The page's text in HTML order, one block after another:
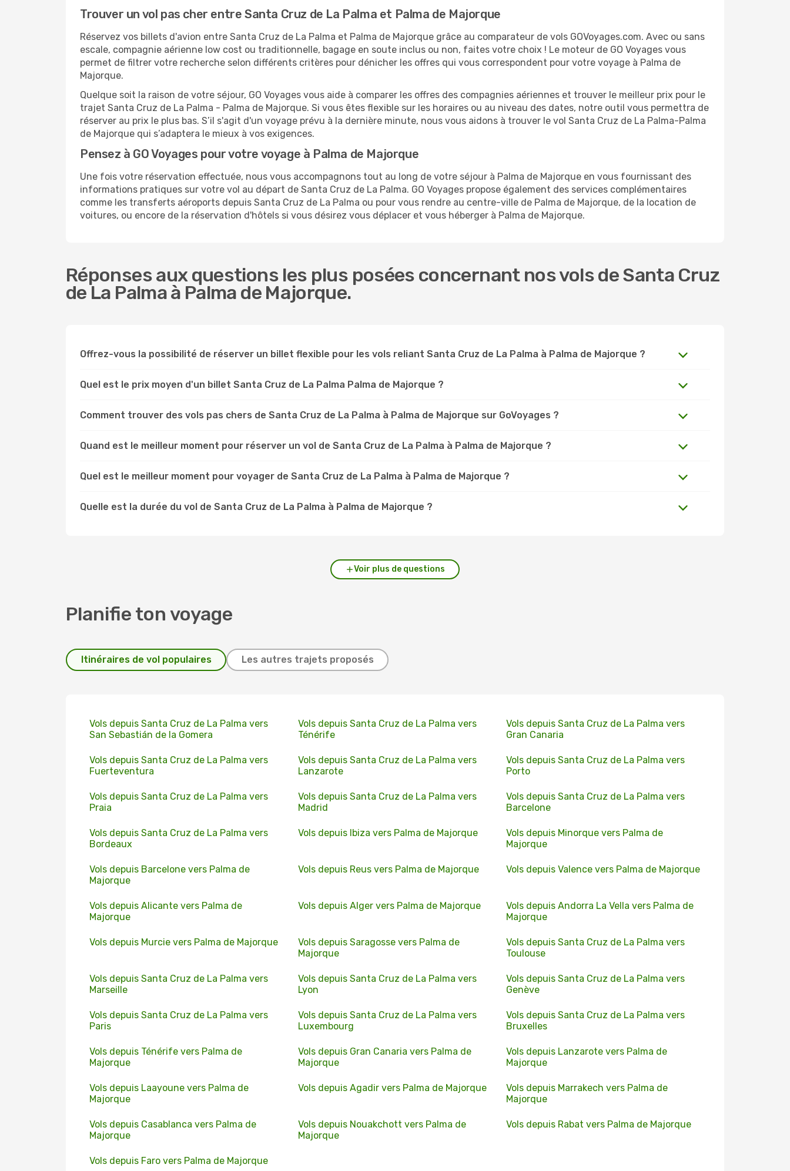
Trouver un vol pas cher entre Santa Cruz de La Palma et Palma de Majorque
Réservez vos billets d'avion entre Santa Cruz de La Palma et Palma de Majorque grâce au comparateur de vols GOVoyages.com. Avec ou sans
escale, compagnie aérienne low cost ou traditionnelle, bagage en soute inclus ou non, faites votre choix ! Le moteur de GO Voyages vous
permet de filtrer votre recherche selon différents critères pour dénicher les offres qui vous correspondent pour votre voyage à Palma de
Majorque.
Quelque soit la raison de votre séjour, GO Voyages vous aide à comparer les offres des compagnies aériennes et trouver le meilleur prix pour le
trajet Santa Cruz de La Palma - Palma de Majorque. Si vous êtes flexible sur les horaires ou au niveau des dates, notre outil vous permettra de
réserver au prix le plus bas. S’il s'agit d'un voyage prévu à la dernière minute, nous vous aidons à trouver le vol Santa Cruz de La Palma-Palma
de Majorque qui s’adaptera le mieux à vos exigences.
Pensez à GO Voyages pour votre voyage à Palma de Majorque
Une fois votre réservation effectuée, nous vous accompagnons tout au long de votre séjour à Palma de Majorque en vous fournissant des
informations pratiques sur votre vol au départ de Santa Cruz de La Palma. GO Voyages propose également des services complémentaires
comme les transferts aéroports depuis Santa Cruz de La Palma ou pour vous rendre au centre-ville de Palma de Majorque, de la location de
voitures, ou encore de la réservation d'hôtels si vous désirez vous déplacer et vous héberger à Palma de Majorque.
Réponses aux questions les plus posées concernant nos vols de Santa Cruz
de La Palma à Palma de Majorque.
Offrez-vous la possibilité de réserver un billet flexible pour les vols reliant Santa Cruz de La Palma à Palma de Majorque ?
Quel est le prix moyen d'un billet Santa Cruz de La Palma Palma de Majorque ?
Comment trouver des vols pas chers de Santa Cruz de La Palma à Palma de Majorque sur GoVoyages ?
Quand est le meilleur moment pour réserver un vol de Santa Cruz de La Palma à Palma de Majorque ?
Quel est le meilleur moment pour voyager de Santa Cruz de La Palma à Palma de Majorque ?
Quelle est la durée du vol de Santa Cruz de La Palma à Palma de Majorque ?
Voir plus de questions
Planifie ton voyage
Itinéraires de vol populaires Les autres trajets proposés
Vols depuis Santa Cruz de La Palma vers
San Sebastián de la Gomera
Vols depuis Santa Cruz de La Palma vers
Ténérife
Vols depuis Santa Cruz de La Palma vers
Gran Canaria
Vols depuis Santa Cruz de La Palma vers
Fuerteventura
Vols depuis Santa Cruz de La Palma vers
Lanzarote
Vols depuis Santa Cruz de La Palma vers
Porto
Vols depuis Santa Cruz de La Palma vers
Praia
Vols depuis Santa Cruz de La Palma vers
Madrid
Vols depuis Santa Cruz de La Palma vers
Barcelone
Vols depuis Santa Cruz de La Palma vers
Bordeaux
Vols depuis Ibiza vers Palma de Majorque
Vols depuis Minorque vers Palma de
Majorque
Vols depuis Barcelone vers Palma de
Majorque
Vols depuis Reus vers Palma de Majorque Vols depuis Valence vers Palma de Majorque
Vols depuis Alicante vers Palma de
Majorque
Vols depuis Alger vers Palma de Majorque
Vols depuis Andorra La Vella vers Palma de
Majorque
Vols depuis Murcie vers Palma de Majorque
Vols depuis Saragosse vers Palma de
Majorque
Vols depuis Santa Cruz de La Palma vers
Toulouse
Vols depuis Santa Cruz de La Palma vers
Marseille
Vols depuis Santa Cruz de La Palma vers
Lyon
Vols depuis Santa Cruz de La Palma vers
Genève
Vols depuis Santa Cruz de La Palma vers
Paris
Vols depuis Santa Cruz de La Palma vers
Luxembourg
Vols depuis Santa Cruz de La Palma vers
Bruxelles
Vols depuis Ténérife vers Palma de
Majorque
Vols depuis Gran Canaria vers Palma de
Majorque
Vols depuis Lanzarote vers Palma de
Majorque
Vols depuis Laayoune vers Palma de
Majorque
Vols depuis Agadir vers Palma de Majorque
Vols depuis Marrakech vers Palma de
Majorque
Vols depuis Casablanca vers Palma de
Majorque
Vols depuis Nouakchott vers Palma de
Majorque
Vols depuis Rabat vers Palma de Majorque
Vols depuis Faro vers Palma de Majorque